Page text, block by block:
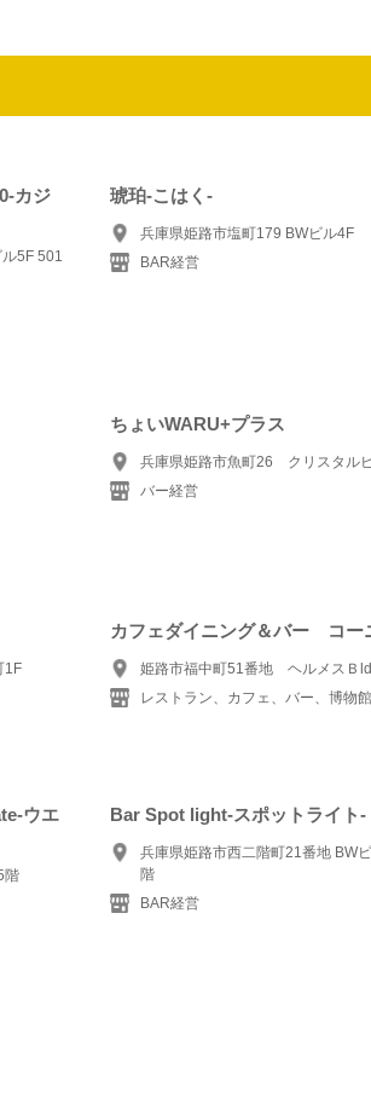
カジ
5F 501
琥珀-こはく-
兵庫県姫路市塩町179 BWビル4F
BAR経営
ちょいWARU+プラス
兵庫県姫路市魚町26 クリスタル
バー経営
1F
カフェダイニング＆バー コー
姫路市福中町51番地 ヘルメスＢ
レストラン、カフェ、バー、博物
ウエ
階
Bar Spot light-スポットライト-
兵庫県姫路市西二階町21番地 BW
階
BAR経営